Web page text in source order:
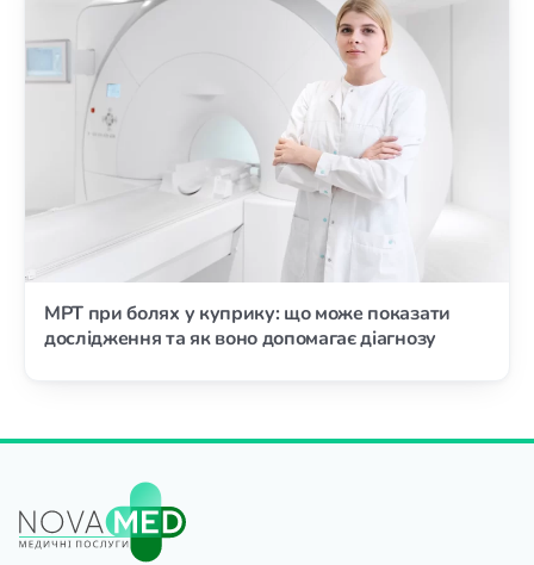
МРТ при болях у куприку: що може показати
дослідження та як воно допомагає діагнозу